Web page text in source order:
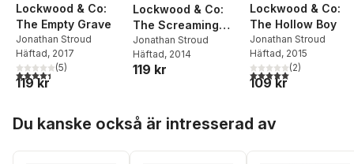
Lockwood & Co:
The Empty Grave
Jonathan Stroud
Häftad, 2017
4,4utav 5 stjärnor. Totalt antal röster:
(5)
119 kr
Lockwood & Co:
The Screaming
Staircase
Jonathan Stroud
Häftad, 2014
119 kr
Lockwood & Co:
The Hollow Boy
Jonathan Stroud
Häftad, 2015
5,0utav 5 stjärnor.
(2)
109 kr
Du kanske också är intresserad av